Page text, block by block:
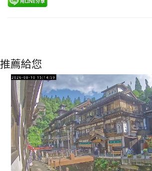
推薦給您